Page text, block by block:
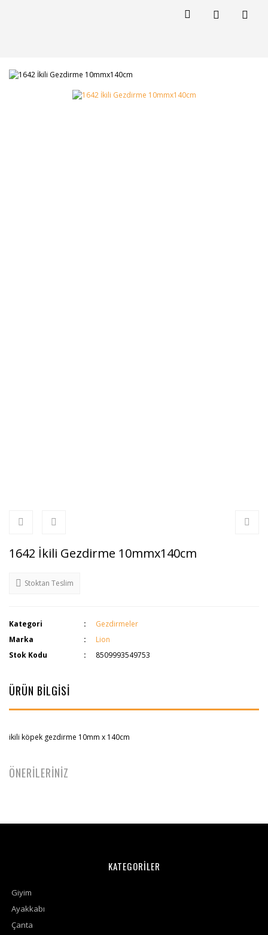
1642 İkili Gezdirme 10mmx140cm
Stoktan Teslim
Kategori
Gezdirmeler
Marka
Lion
Stok Kodu
8509993549753
ÜRÜN BİLGİSİ
ikili köpek gezdirme 10mm x 140cm
ÖNERİLERİNİZ
KATEGORİLER
Giyim
Ayakkabı
Çanta